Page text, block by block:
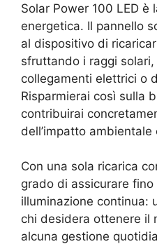
Solar Power 100 LED è
energetica. Il pannello
al dispositivo di
sfruttando i raggi
collegamenti elettrici o
Risparmierai così sulla
contribuirai
dell’impatto
Con una sola ricarica
grado di assicurare fino
illuminazione continua:
chi desidera ottenere il
alcuna gestione